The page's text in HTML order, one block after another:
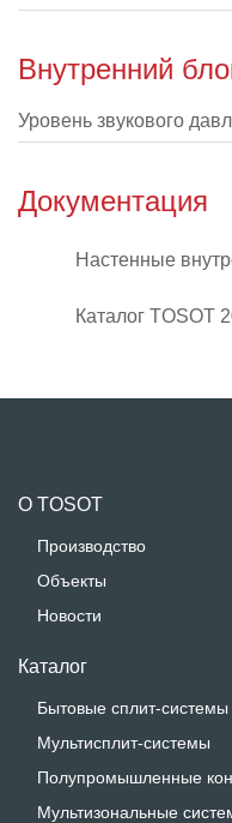
Внутренний
Уровень звукового
Документация
Настенные
Каталог TOSOT
О TOSOT
Производство
Объекты
Новости
Каталог
Бытовые сплит-системы
Мультисплит-системы
Полупромышленные
Мультизональные